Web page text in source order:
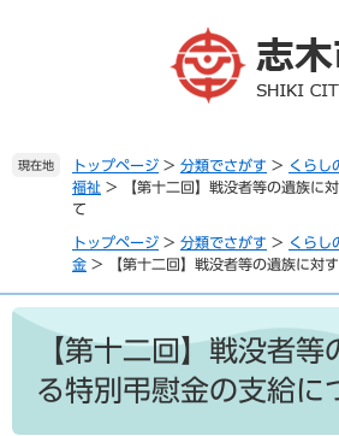
へ
現在地 トップページ > 分類でさがす > くらし
福祉 >
【第十二回】戦没者等の遺族に
て
トップページ > 分類でさがす > くらし
金 > 【第十二回】戦没者等の遺族に対
本
【第十二回】戦没者等
る特別弔慰金の支給に